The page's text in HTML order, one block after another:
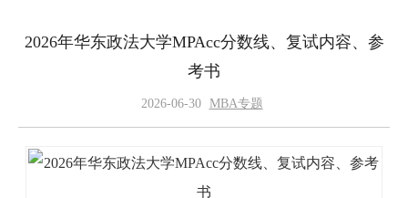
2026年华东政法大学MPAcc分数线、复试内容、参
考书
2026-06-30 MBA专题